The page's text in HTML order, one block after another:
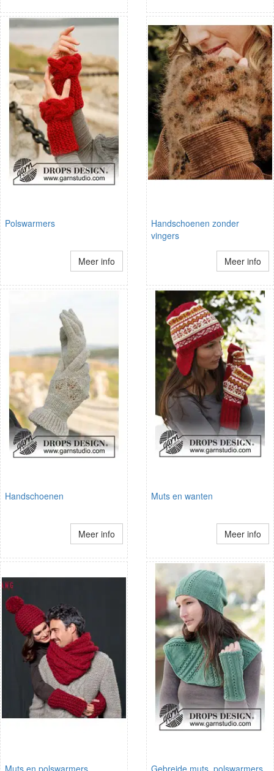
Polswarmers
Meer info
Handschoenen zonder
vingers
Meer info
Handschoenen
Meer info
Muts en wanten
Meer info
Muts en polswarmers Gebreide muts, polswarmers